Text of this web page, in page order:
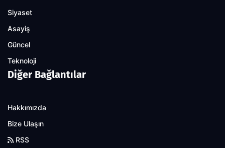
Siyaset
Asayiş
Güncel
Teknoloji
Diğer Bağlantılar
Hakkımızda
Bize Ulaşın
RSS